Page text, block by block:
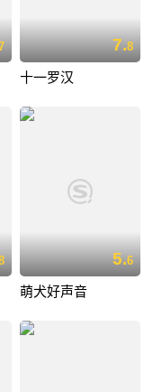
7.8
十一罗汉
5.6
萌犬好声音